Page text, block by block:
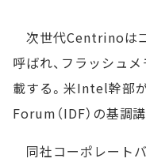
次世代Centrinoはコ
呼ばれ、フラッシュ
載する。米Intel幹部
Forum（IDF）の基調
同社コーポレート